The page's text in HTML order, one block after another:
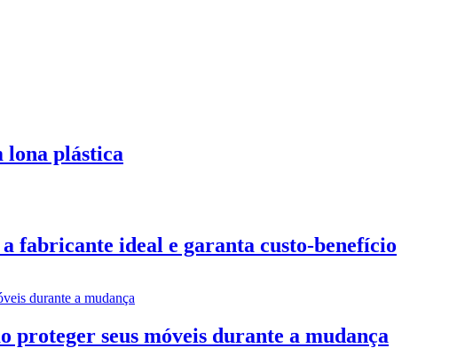
lona plástica
fabricante ideal e garanta custo-benefício
proteger seus móveis durante a mudança